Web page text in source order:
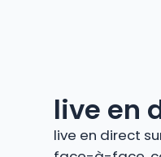
live en
live en direct